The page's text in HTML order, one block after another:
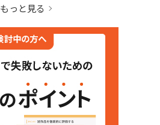
もっと見る